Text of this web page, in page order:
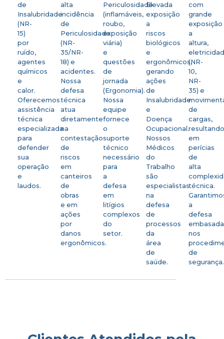
de
Insalubridade
(NR-
15)
por
ruído,
agentes
químicos
e
calor.
Oferecemos
assistência
técnica
especializada
para
defender
sua
operação
e
laudos.
alta
incidência
de
Periculosidade
(NR-
35/NR-
18) e
acidentes.
Nossa
defesa
técnica
atua
diretamente
na
contestação
de
riscos
em
canteiros
de
obras
e em
ações
por
danos
ergonômicos.
Periculosidade
(inflamáveis,
roubo,
exposição
viária)
e
questões
de
jornada
(Ergonomia).
Nossa
equipe
fornece
o
suporte
técnico
necessário
para
a
defesa
em
litígios
complexos
do
setor.
Elevada
exposição
a
riscos
biológicos
e
ergonômicos,
gerando
ações
de
Insalubridade
e
Doença
Ocupacional.
Nossos
Médicos
do
Trabalho
são
especialistas
na
defesa
de
processos
da
área
de
saúde.
com
grande
exposição
a
altura,
(NR-
10,
NR-
35) e
de
cargas,
em
perícias
de
alta
técnica.
a
defesa
embasada
nos
de
segurança.